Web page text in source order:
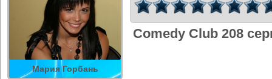
Мария Горбань
Comedy Club 208